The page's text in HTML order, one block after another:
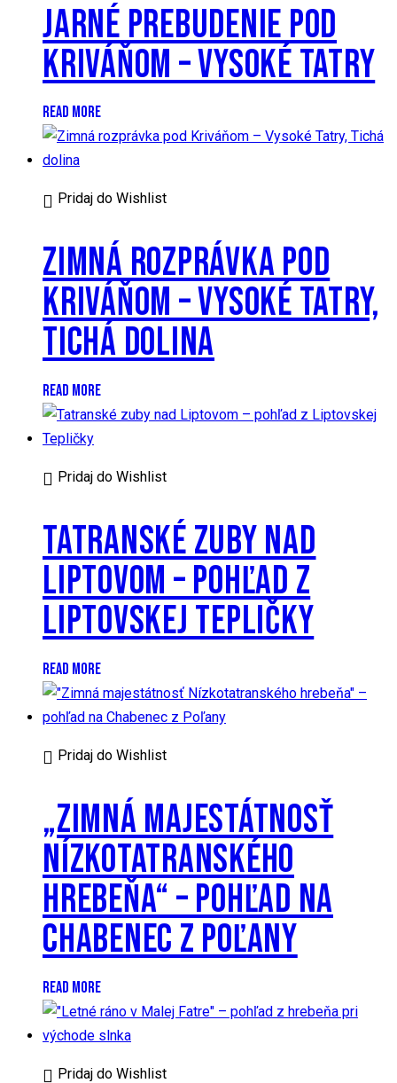
JARNÉ PREBUDENIE POD
KRIVÁŇOM – VYSOKÉ TATRY
READ MORE
Pridaj do Wishlist
ZIMNÁ ROZPRÁVKA POD
KRIVÁŇOM – VYSOKÉ TATRY,
TICHÁ DOLINA
READ MORE
Pridaj do Wishlist
TATRANSKÉ ZUBY NAD
LIPTOVOM – POHĽAD Z
LIPTOVSKEJ TEPLIČKY
READ MORE
Pridaj do Wishlist
„ZIMNÁ MAJESTÁTNOSŤ
NÍZKOTATRANSKÉHO
HREBEŇA“ – POHĽAD NA
CHABENEC Z POĽANY
READ MORE
Pridaj do Wishlist